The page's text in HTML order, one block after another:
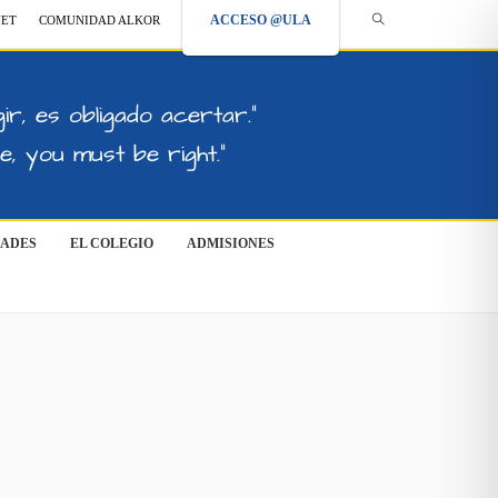
COMUNIDAD ALKOR ACCESO @ULA
es obligado acertar."
you must be right."
EL COLEGIO ADMISIONES